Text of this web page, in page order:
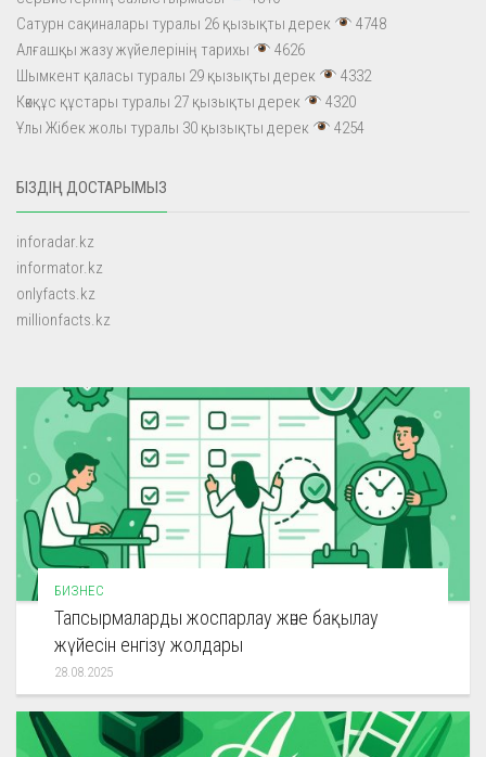
Сатурн сақиналары туралы 26 қызықты дерек
4748
Алғашқы жазу жүйелерінің тарихы
4626
Шымкент қаласы туралы 29 қызықты дерек
4332
Көкқұс құстары туралы 27 қызықты дерек
4320
Ұлы Жібек жолы туралы 30 қызықты дерек
4254
БІЗДІҢ ДОСТАРЫМЫЗ
inforadar.kz
informator.kz
onlyfacts.kz
millionfacts.kz
БИЗНЕС
Тапсырмаларды жоспарлау және бақылау
жүйесін енгізу жолдары
28.08.2025